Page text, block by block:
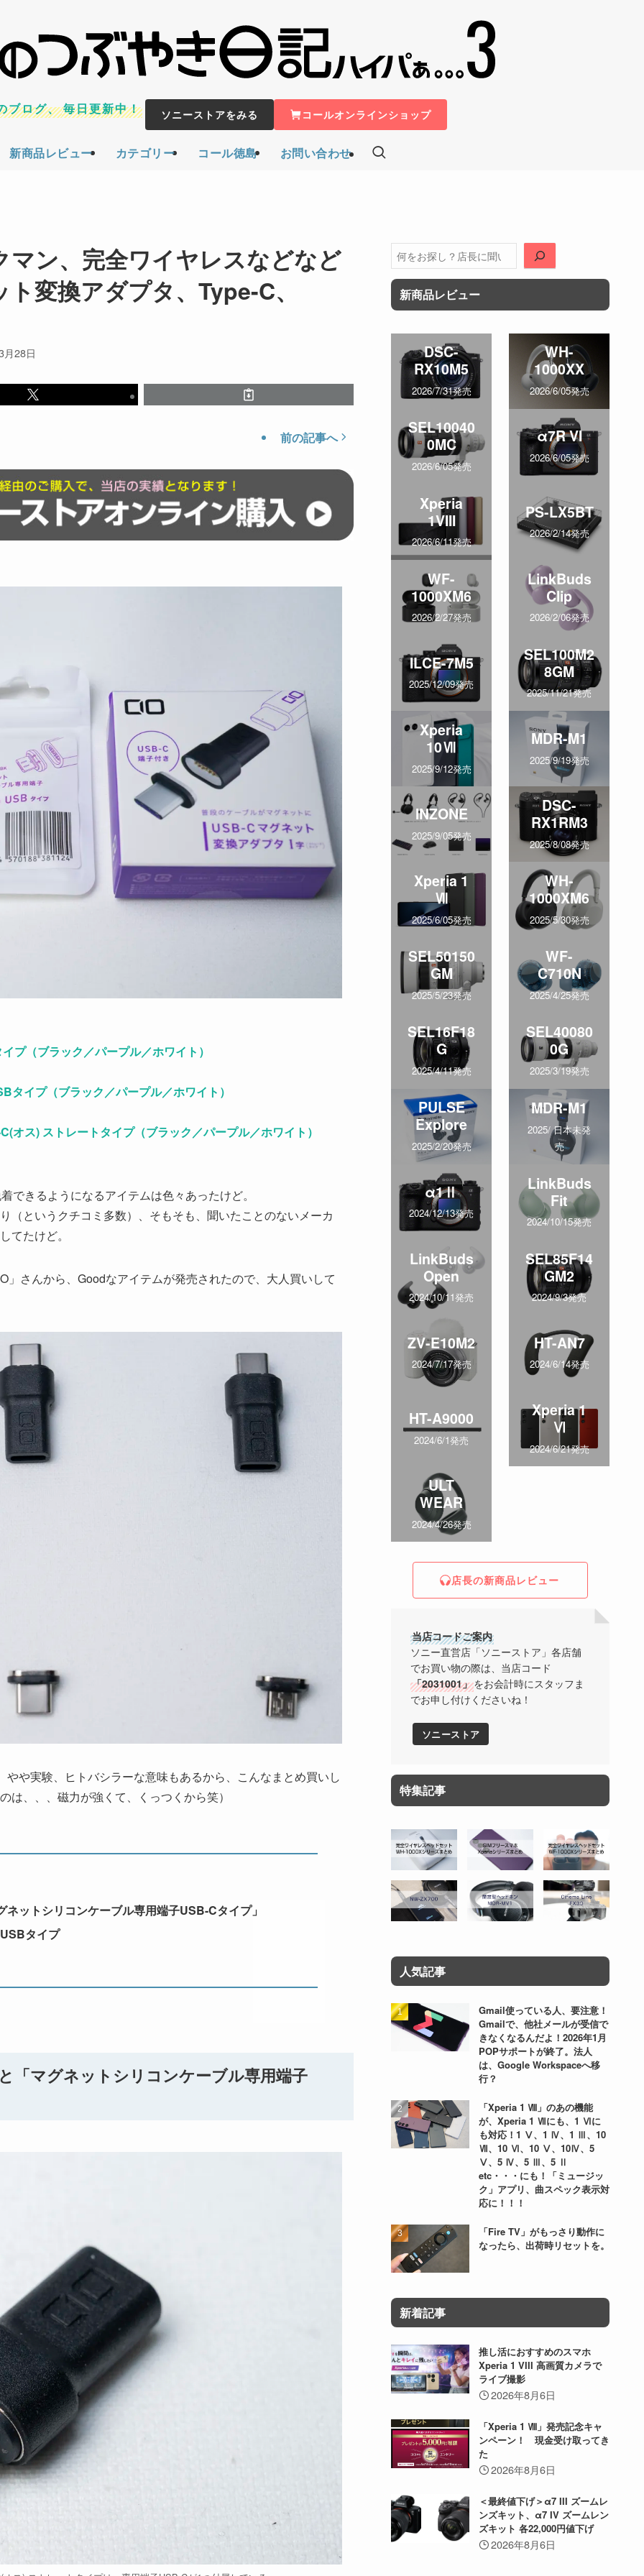
新商品レビュー カテゴリー コール徳島 お問い合わせ
ブログ、毎日更新中！ ソニーストアをみる コールオンラインショップ
ン、完全ワイヤレスなどなど
変換アダプタ、Type-C、
月28日
前の記事へ
プ（ブラック／パープル／ホワイト）
イプ（ブラック／パープル／ホワイト）
ス) ストレートタイプ（ブラック／パープル／ホワイト）
きるようになるアイテムは色々あったけど。
（というクチコミ多数）、そもそも、聞いたことのないメーカ
てたけど。
さんから、Goodなアイテムが発売されたので、大人買いして
や実験、ヒトバシラーな意味もあるから、こんなまとめ買いし
、、、磁力が強くて、くっつくから笑）
ットシリコンケーブル専用端子USB-Cタイプ」
タイプ
「マグネットシリコンケーブル専用端子
検
索
新商品レビュー
DSC-
RX10M5
2026/7/31発売
WH-
1000XX
2026/6/05発売
SEL10040
0MC
2026/6/05発売
α7R VI
2026/6/05発売
Xperia
1VIII
2026/6/11発売
PS-LX5BT
2026/2/14発売
WF-
1000XM6
2026/2/27発売
LinkBuds
Clip
2026/2/06発売
ILCE-7M5
2025/12/09発売
SEL100M2
8GM
2025/11/21発売
Xperia
10Ⅶ
2025/9/12発売
MDR-M1
2025/9/19発売
INZONE
2025/9/05発売
DSC-
RX1RM3
2025/8/08発売
Xperia 1
Ⅶ
2025/6/05発売
WH-
1000XM6
2025/5/30発売
SEL50150
GM
2025/5/23発売
WF-
C710N
2025/4/25発売
SEL16F18
G
2025/4/11発売
SEL40080
0G
2025/3/19発売
PULSE
Explore
2025/2/20発売
MDR-M1
2025/ 日本未発
売
α1Ⅱ
2024/12/13発売
LinkBuds
Fit
2024/10/15発売
LinkBuds
Open
2024/10/11発売
SEL85F14
GM2
2024/9/3発売
ZV-E10M2
2024/7/17発売
HT-AN7
2024/6/14発売
HT-A9000
2024/6/1発売
Xperia 1
Ⅵ
2024/6/21発売
ULT
WEAR
2024/4/26発売
店長の新商品レビュー
当店コードご案内
ソニー直営店「ソニーストア」各店舗
でお買い物の際は、当店コード
「2031001」をお会計時にスタッフま
でお申し付けくださいね！
ソニーストア
特集記事
人気記事
Gmail使っている人、要注意！
Gmailで、他社メールが受信で
きなくなるんだよ！2026年1月
POPサポートが終了。法人
は、Google Workspaceへ移
行？
「Xperia 1 Ⅷ」のあの機能
が、Xperia 1 Ⅶにも、1 Ⅵに
も対応！1 Ⅴ、1 Ⅳ、1 Ⅲ、10
Ⅶ、10 Ⅵ、10 Ⅴ、10Ⅳ、5
Ⅴ、5 Ⅳ、5 Ⅲ、5 Ⅱ
etc・・・にも！「ミュージッ
ク」アプリ、曲スペック表示対
応に！！！
「Fire TV」がもっさり動作に
なったら、出荷時リセットを。
新着記事
推し活におすすめのスマホ
Xperia 1 VIII 高画質カメラで
ライブ撮影
2026年8月6日
「Xperia 1 Ⅷ」発売記念キャ
ンペーン！ 現金受け取ってき
た
2026年8月6日
＜最終値下げ＞α7 III ズームレ
ンズキット、α7 IV ズームレン
ズキット 各22,000円値下げ
2026年8月6日